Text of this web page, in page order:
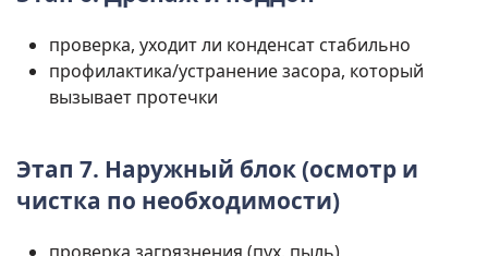
проверка, уходит ли конденсат стабильно
профилактика/устранение засора, который
вызывает протечки
Этап 7. Наружный блок (осмотр и
чистка по необходимости)